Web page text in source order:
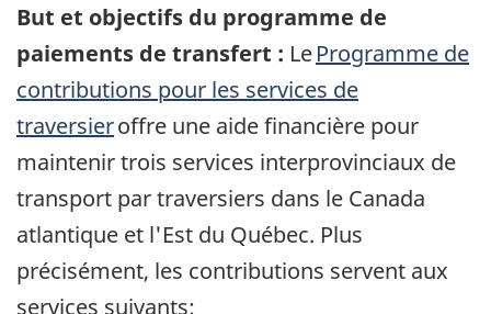
But et objectifs du programme de
paiements de transfert : LeProgramme de
contributions pour les services de
traversieroffre une aide financière pour
maintenir trois services interprovinciaux de
transport par traversiers dans le Canada
atlantique et l'Est du Québec. Plus
précisément, les contributions servent aux
services suivants: